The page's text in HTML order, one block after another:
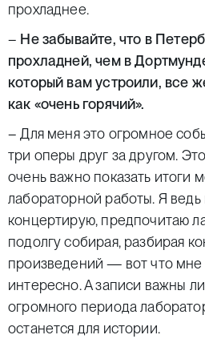
прохладнее.
– Не забывайте, что в
прохладней, чем в
который вам устроили, все
как «очень горячий».
– Для меня это огромное
три оперы друг за другом.
очень важно показать итоги
лабораторной работы. Я ведь
концертирую, предпочитаю
подолгу собирая, разбирая
произведений — вот что
интересно. А записи важны
огромного периода
останется для истории.